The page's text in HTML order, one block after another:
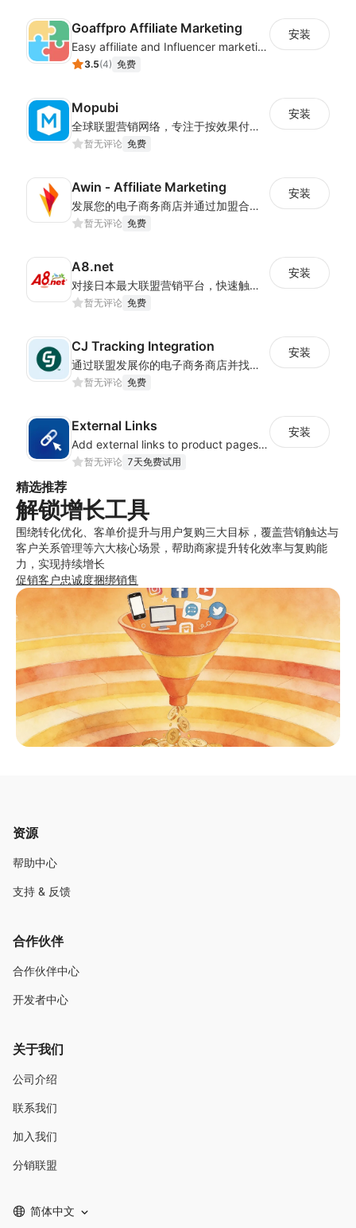
Goaffpro Affiliate Marketing
Easy affiliate and Influencer marketing
3.5(4) 免费
安装
Mopubi
全球联盟营销网络，专注于按效果付费，提供有效的高标准营销服务
暂无评论 免费
安装
Awin ‑ Affiliate Marketing
发展您的电子商务商店并通过加盟合作寻找新客户
暂无评论 免费
安装
A8.net
对接日本最大联盟营销平台，快速触达日本消费者并提升营销效果
暂无评论 免费
安装
CJ Tracking Integration
通过联盟发展你的电子商务商店并找到新客户
暂无评论 免费
安装
External Links
Add external links to product pages, offering customers more purchasing options
暂无评论 7天免费试用
安装
精选推荐
解锁增长工具
围绕转化优化、客单价提升与用户复购三大目标，覆盖营销触达与
客户关系管理等六大核心场景，帮助商家提升转化效率与复购能
力，实现持续增长
促销客户忠诚度捆绑销售
资源
帮助中心
支持 & 反馈
合作伙伴
合作伙伴中心
开发者中心
关于我们
公司介绍
联系我们
加入我们
分销联盟
简体中文